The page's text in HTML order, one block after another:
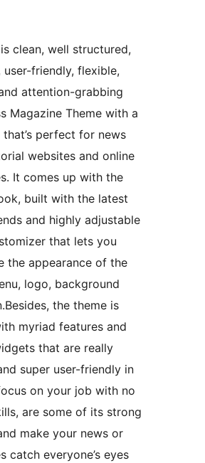
clean, well structured,
user-friendly, flexible,
attention-grabbing
Magazine Theme with a
that’s perfect for news
websites and online
It comes up with the
built with the latest
and highly adjustable
that lets you
the appearance of the
logo, background
the theme is
myriad features and
that are really
super user-friendly in
on your job with no
are some of its strong
make your news or
catch everyone’s eyes